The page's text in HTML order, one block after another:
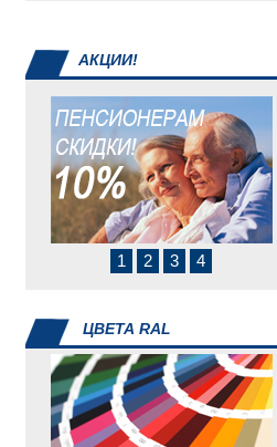
АКЦИИ!
1 2 3 4
ЦВЕТА RAL